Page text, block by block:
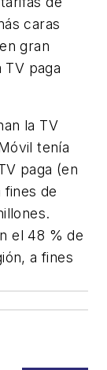
caras
gran
TV paga
la TV
tenía
paga (en
fines de
el 48 % de
a fines